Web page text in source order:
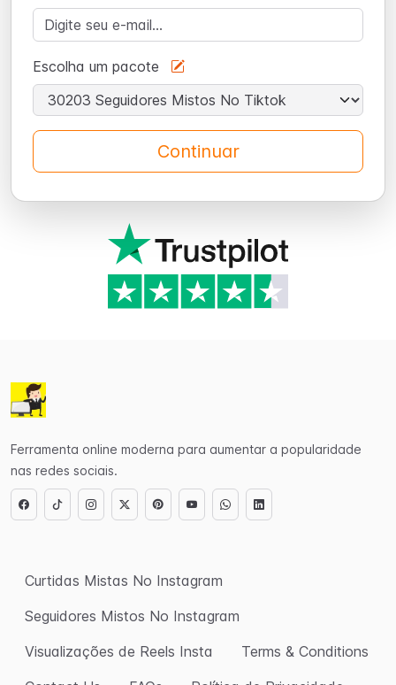
Escolha um pacote
Continuar
Ferramenta online moderna para aumentar a popularidade
nas redes sociais.
Curtidas Mistas No Instagram
Seguidores Mistos No Instagram
Visualizações de Reels Insta
Terms & Conditions